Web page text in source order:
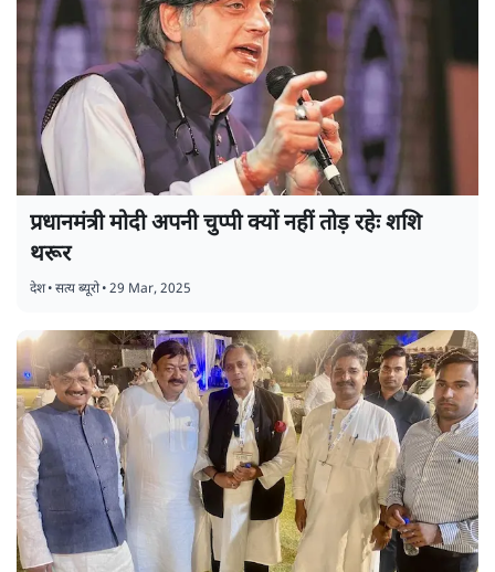
प्रधानमंत्री मोदी अपनी चुप्पी क्यों नहीं तोड़ रहेः शशि
थरूर
देश•सत्य ब्यूरो•29 Mar, 2025